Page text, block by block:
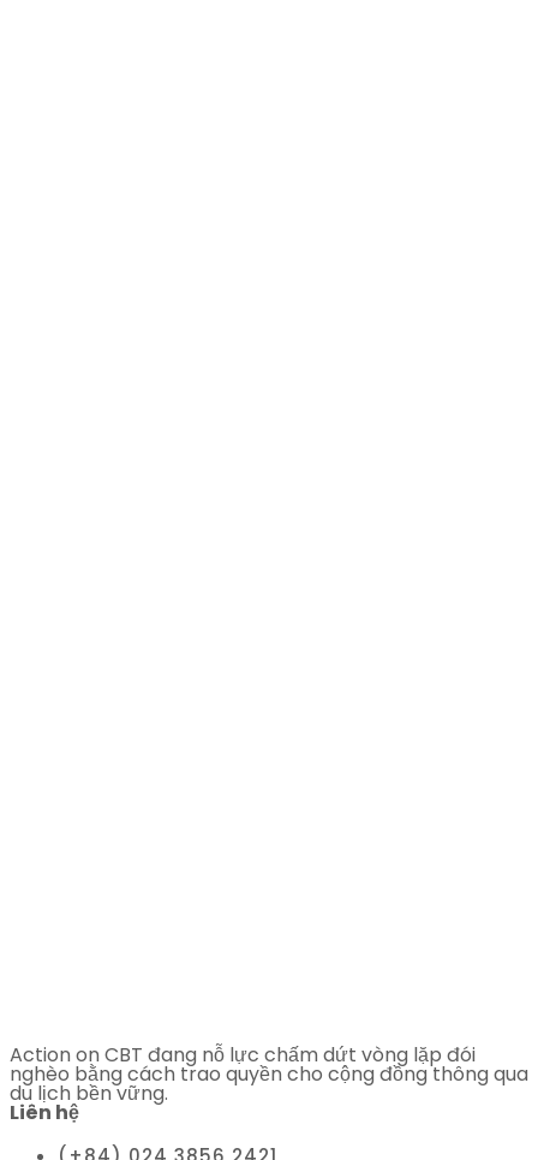
Action on CBT đang nỗ lực chấm dứt vòng lặp đói
nghèo bằng cách trao quyền cho cộng đồng thông qua
du lịch bền vững.
Liên hệ